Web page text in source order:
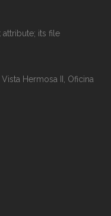
Hermosa II, Oficina